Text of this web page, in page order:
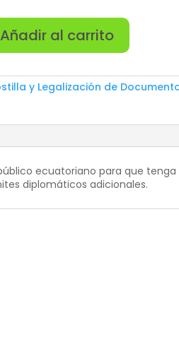
Añadir al carrito
y Legalización de
ecuatoriano para que tenga
diplomáticos adicionales.